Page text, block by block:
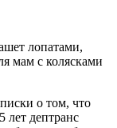
лопатами,
мам с колясками
о том, что
лет дептранс